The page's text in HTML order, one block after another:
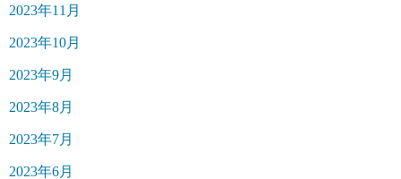
2023年11月
2023年10月
2023年9月
2023年8月
2023年7月
2023年6月